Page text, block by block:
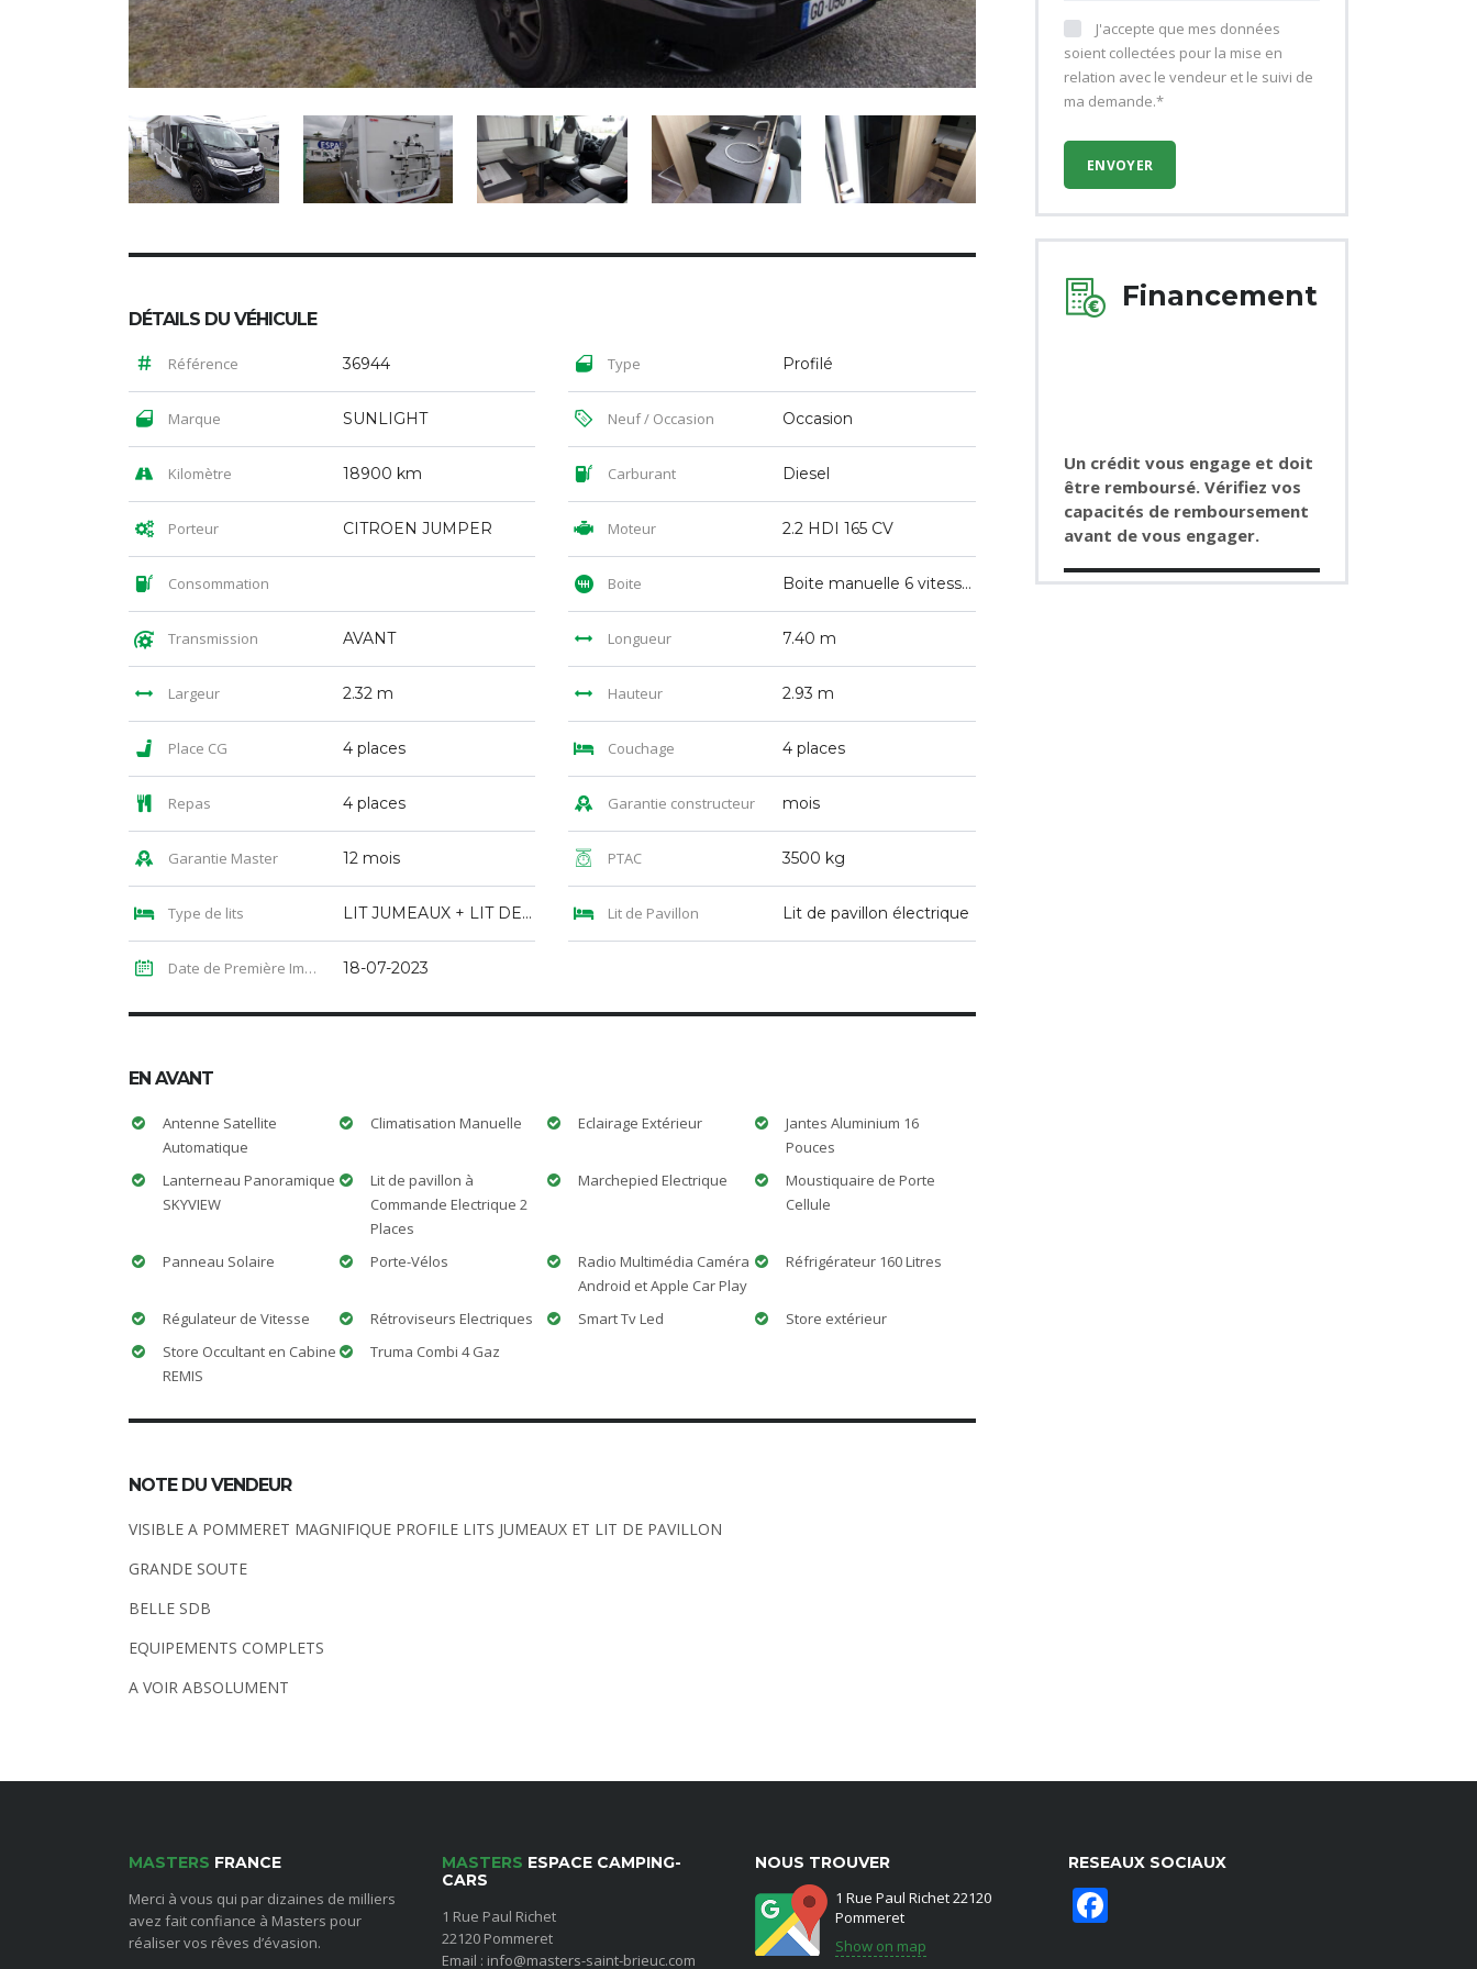
DÉTAILS DU VÉHICULE
Référence 36944 Type Profilé
Marque SUNLIGHT Neuf / Occasion Occasion
Kilomètre 18900 km Carburant Diesel
Porteur CITROEN JUMPER Moteur 2.2 HDI 165 CV
Consommation Boite Boite manuelle 6 vitesses
Transmission AVANT Longueur 7.40 m
Largeur 2.32 m Hauteur 2.93 m
Place CG 4 places Couchage 4 places
Repas 4 places Garantie constructeur mois
Garantie Master 12 mois PTAC 3500 kg
Type de lits LIT JUMEAUX + LIT DE PAVILLON Lit de Pavillon Lit de pavillon électrique
Date de Première Immatriculation 18-07-2023
EN AVANT
Antenne Satellite
Automatique
Climatisation Manuelle Eclairage Extérieur
Jantes Aluminium 16
Pouces
Lanterneau Panoramique
SKYVIEW
Lit de pavillon à
Commande Electrique 2
Places
Marchepied Electrique
Moustiquaire de Porte
Cellule
Panneau Solaire Porte-Vélos
Radio Multimédia Caméra
Android et Apple Car Play
Réfrigérateur 160 Litres
Régulateur de Vitesse Rétroviseurs Electriques Smart Tv Led
Store extérieur
Store Occultant en Cabine
REMIS
Truma Combi 4 Gaz
NOTE DU VENDEUR
VISIBLE A POMMERET MAGNIFIQUE PROFILE LITS JUMEAUX ET LIT DE PAVILLON
GRANDE SOUTE
BELLE SDB
EQUIPEMENTS COMPLETS
A VOIR ABSOLUMENT
J'accepte que mes données
soient collectées pour la mise en
relation avec le vendeur et le suivi de
ma demande.*
Financement
Un crédit vous engage et doit
être remboursé. Vérifiez vos
capacités de remboursement
avant de vous engager.
MASTERS FRANCE
Merci à vous qui par dizaines de milliers
avez fait confiance à Masters pour
réaliser vos rêves d’évasion.
MASTERS ESPACE CAMPING-
CARS
1 Rue Paul Richet
22120 Pommeret
Email : info@masters-saint-brieuc.com
NOUS TROUVER
1 Rue Paul Richet 22120
Pommeret
Show on map
RESEAUX SOCIAUX